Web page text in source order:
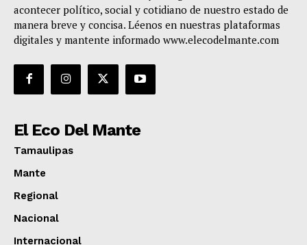
acontecer político, social y cotidiano de nuestro estado de
manera breve y concisa. Léenos en nuestras plataformas
digitales y mantente informado www.elecodelmante.com
El Eco Del Mante
Tamaulipas
Mante
Regional
Nacional
Internacional